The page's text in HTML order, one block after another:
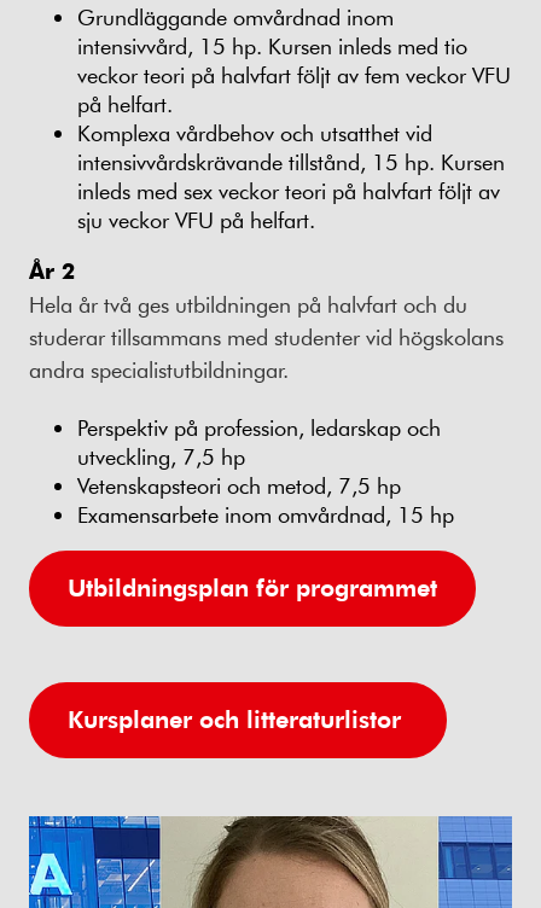
Grundläggande omvårdnad inom
intensivvård, 15 hp. Kursen inleds med tio
veckor teori på halvfart följt av fem veckor VFU
på helfart.
Komplexa vårdbehov och utsatthet vid
intensivvårdskrävande tillstånd, 15 hp. Kursen
inleds med sex veckor teori på halvfart följt av
sju veckor VFU på helfart.
År 2
Hela år två ges utbildningen på halvfart och du
studerar tillsammans med studenter vid högskolans
andra specialistutbildningar.
Perspektiv på profession, ledarskap och
utveckling, 7,5 hp
Vetenskapsteori och metod, 7,5 hp
Examensarbete inom omvårdnad, 15 hp
Utbildningsplan för programmet
Kursplaner och litteraturlistor